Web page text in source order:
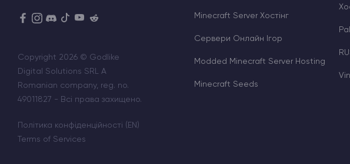
Minecraft Server Хостінг
Сервери Онлайн Ігор
Modded Minecraft Server Hosting
Minecraft Seeds
Copyright 2026 © Godlike
Digital Solutions SRL A
Romanian company, reg. no.
49011827 - Всі права захищено.
Політика конфіденційності (EN)
Terms of Services